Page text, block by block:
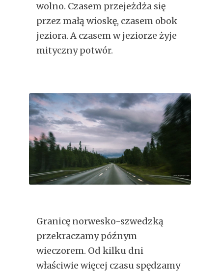
wolno. Czasem przejeżdża się
przez małą wioskę, czasem obok
jeziora. A czasem w jeziorze żyje
mityczny potwór.
Granicę norwesko-szwedzką
przekraczamy późnym
wieczorem. Od kilku dni
właściwie więcej czasu spędzamy